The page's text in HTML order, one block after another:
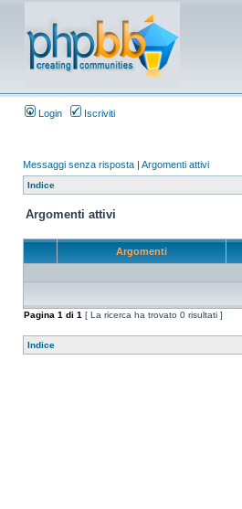
Login Iscriviti
Messaggi senza risposta | Argomenti attivi
Indice
Argomenti attivi
Argomenti
Pagina 1 di 1 [ La ricerca ha trovato 0 risultati ]
Indice